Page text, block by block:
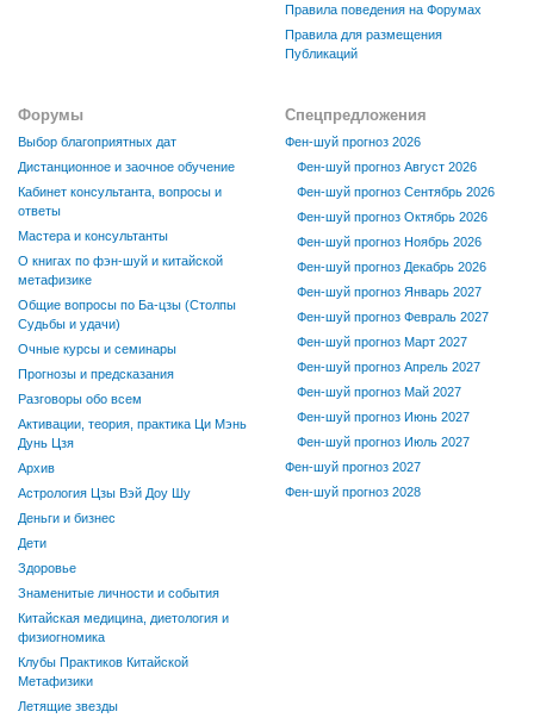
Правила поведения на Форумах
Правила для размещения
Публикаций
Форумы
Выбор благоприятных дат
Дистанционное и заочное обучение
Кабинет консультанта, вопросы и
ответы
Мастера и консультанты
О книгах по фэн-шуй и китайской
метафизике
Общие вопросы по Ба-цзы (Столпы
Судьбы и удачи)
Очные курсы и семинары
Прогнозы и предсказания
Разговоры обо всем
Активации, теория, практика Ци Мэнь
Дунь Цзя
Архив
Астрология Цзы Вэй Доу Шу
Деньги и бизнес
Дети
Здоровье
Знаменитые личности и события
Китайская медицина, диетология и
физиогномика
Клубы Практиков Китайской
Метафизики
Летящие звезды
Спецпредложения
Фен-шуй прогноз 2026
Фен-шуй прогноз Август 2026
Фен-шуй прогноз Сентябрь 2026
Фен-шуй прогноз Октябрь 2026
Фен-шуй прогноз Ноябрь 2026
Фен-шуй прогноз Декабрь 2026
Фен-шуй прогноз Январь 2027
Фен-шуй прогноз Февраль 2027
Фен-шуй прогноз Март 2027
Фен-шуй прогноз Апрель 2027
Фен-шуй прогноз Май 2027
Фен-шуй прогноз Июнь 2027
Фен-шуй прогноз Июль 2027
Фен-шуй прогноз 2027
Фен-шуй прогноз 2028